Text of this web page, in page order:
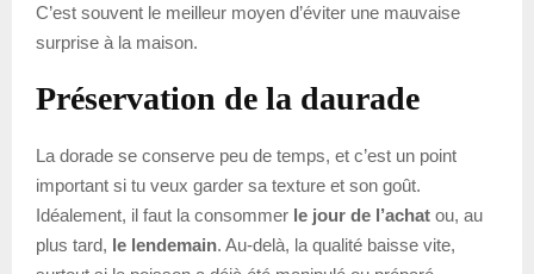
C’est souvent le meilleur moyen d’éviter une mauvaise
surprise à la maison.
Préservation de la daurade
La dorade se conserve peu de temps, et c’est un point
important si tu veux garder sa texture et son goût.
Idéalement, il faut la consommer le jour de l’achat ou, au
plus tard, le lendemain. Au-delà, la qualité baisse vite,